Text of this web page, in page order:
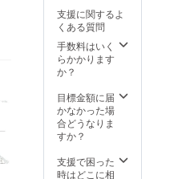
プニン
グパー
ティー
招待券
×2枚(1
き大人1
名・小
学生以
下のお
入店可)
支援に関するよ
くある質問
手数料はいく
らかかります
か？
目標金額に届
かなかった場
合どうなりま
すか？
支援で困った
時はどこに相